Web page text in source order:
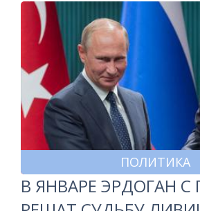
ПОЛИТИКА
В ЯНВАРЕ ЭРДОГАН